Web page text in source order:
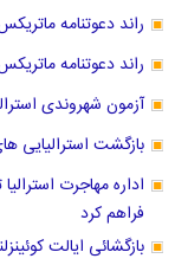
راند دعوتنامه ماتریکس کانبرا در
راند دعوتنامه ماتریکس کانبرا در
آزمون شهروندی
بازگشت استرالیایی
اداره مهاجرت
فراهم کرد
بازگشائی ایالت